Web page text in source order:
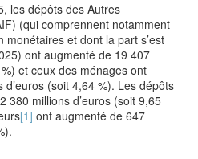
les dépôts des Autres
(qui comprennent notamment
et dont la part s’est
ont augmenté de 19 407
et ceux des ménages ont
(soit 4,64 %). Les dépôts
380 millions d’euros (soit 9,65
[1] ont augmenté de 647